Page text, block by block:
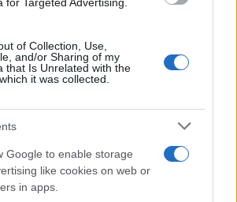
of Collection, Use,
and/or Sharing of my
that Is Unrelated with the
it was collected.
Google to enable storage
like cookies on web or
in apps.
Változás állt be a